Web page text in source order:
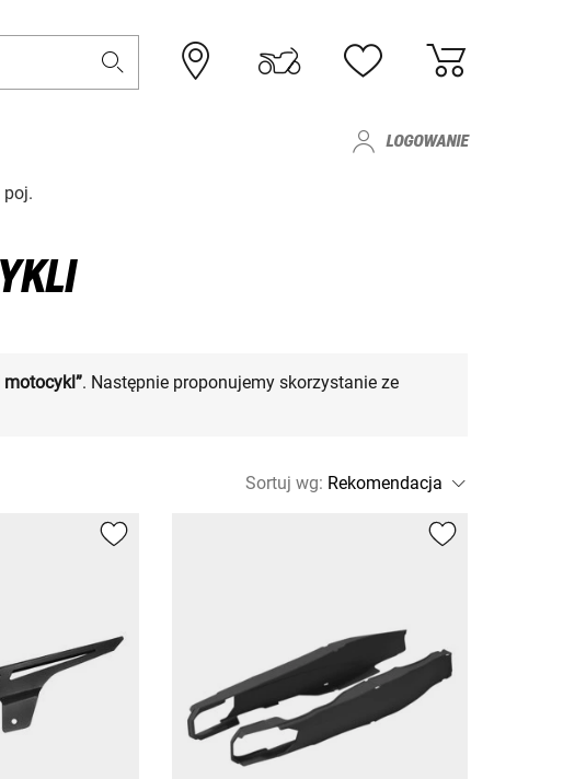
LOGOWANIE
poj.
motocykl”. Następnie proponujemy skorzystanie ze
Sortuj wg: